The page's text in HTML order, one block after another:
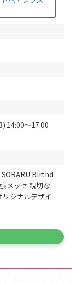
14:00～17:00
SORARU Birthd
メッセ 親切な
ジナルデザイ